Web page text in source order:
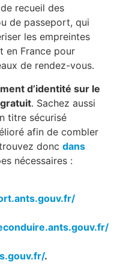
recueil des
de passeport, qui
les empreintes
en France pour
de rendez-vous.
d’identité sur le
. Sachez aussi
titre sécurisé
afin de combler
donc dans
nécessaires :
.